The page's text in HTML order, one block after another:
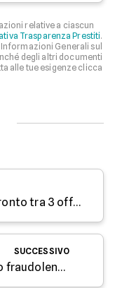
relative a ciascun
Trasparenza Prestiti.
Generali sul
degli altri documenti
alle tue esigenze clicca
Consolidamento debiti: confronto tra 3 offerte disponibili a giugno 2026
SUCCESSIVO
ABF: aumentano i ricorsi per l’uso fraudolento dei mezzi di pagamento